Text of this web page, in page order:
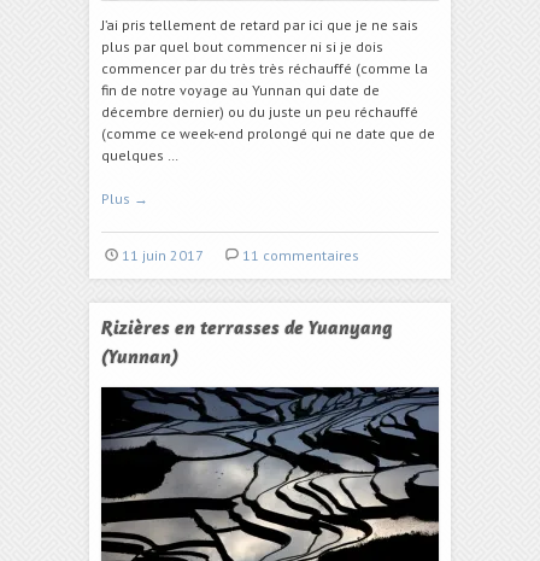
J’ai pris tellement de retard par ici que je ne sais
plus par quel bout commencer ni si je dois
commencer par du très très réchauffé (comme la
fin de notre voyage au Yunnan qui date de
décembre dernier) ou du juste un peu réchauffé
(comme ce week-end prolongé qui ne date que de
quelques …
Plus →
11 juin 2017 11 commentaires
Rizières en terrasses de Yuanyang
(Yunnan)